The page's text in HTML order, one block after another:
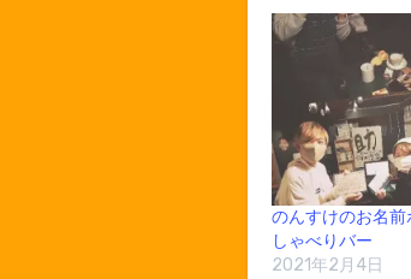
のんすけのお名
しゃべりバー
2021年2月4日